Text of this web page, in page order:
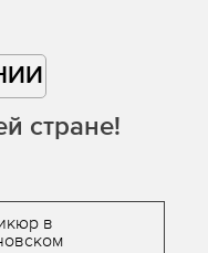
стране!
в